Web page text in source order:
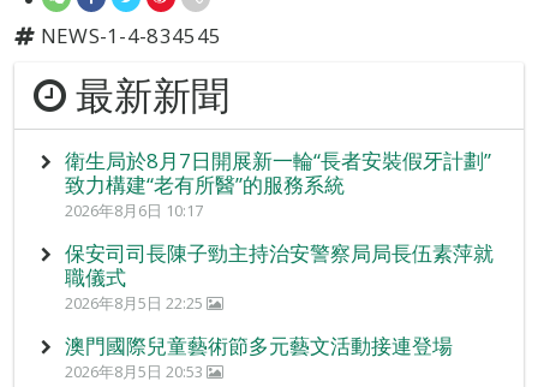
NEWS-1-4-834545
最新新聞
衛生局於8月7日開展新一輪“長者安裝假牙計劃”
致力構建“老有所醫”的服務系統
2026年8月6日 10:17
保安司司長陳子勁主持治安警察局局長伍素萍就
職儀式
2026年8月5日 22:25
澳門國際兒童藝術節多元藝文活動接連登場
2026年8月5日 20:53